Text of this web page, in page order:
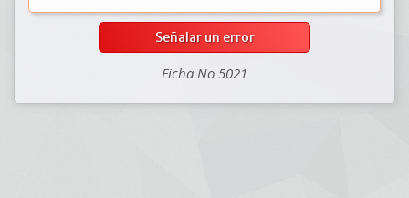
Señalar un error
Ficha No 5021